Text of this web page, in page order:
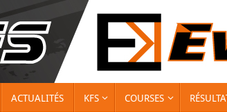
ACTUALITÉS KFS COURSES